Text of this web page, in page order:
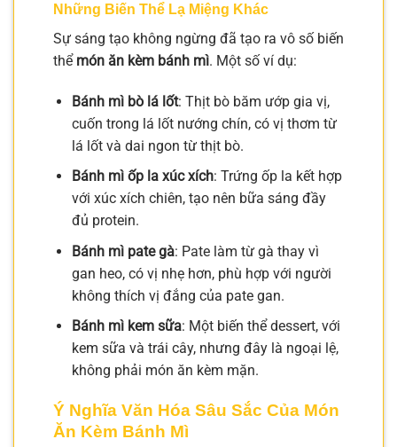
Những Biến Thể Lạ Miệng Khác
Sự sáng tạo không ngừng đã tạo ra vô số biến
thể món ăn kèm bánh mì. Một số ví dụ:
Bánh mì bò lá lốt: Thịt bò băm ướp gia vị,
cuốn trong lá lốt nướng chín, có vị thơm từ
lá lốt và dai ngon từ thịt bò.
Bánh mì ốp la xúc xích: Trứng ốp la kết hợp
với xúc xích chiên, tạo nên bữa sáng đầy
đủ protein.
Bánh mì pate gà: Pate làm từ gà thay vì
gan heo, có vị nhẹ hơn, phù hợp với người
không thích vị đắng của pate gan.
Bánh mì kem sữa: Một biến thể dessert, với
kem sữa và trái cây, nhưng đây là ngoại lệ,
không phải món ăn kèm mặn.
Ý Nghĩa Văn Hóa Sâu Sắc Của Món
Ăn Kèm Bánh Mì